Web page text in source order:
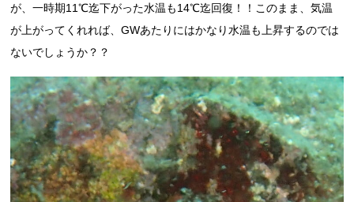
が、一時期11℃迄下がった水温も14℃迄回復！！このまま、気温
が上がってくれれば、GWあたりにはかなり水温も上昇するのでは
ないでしょうか？？